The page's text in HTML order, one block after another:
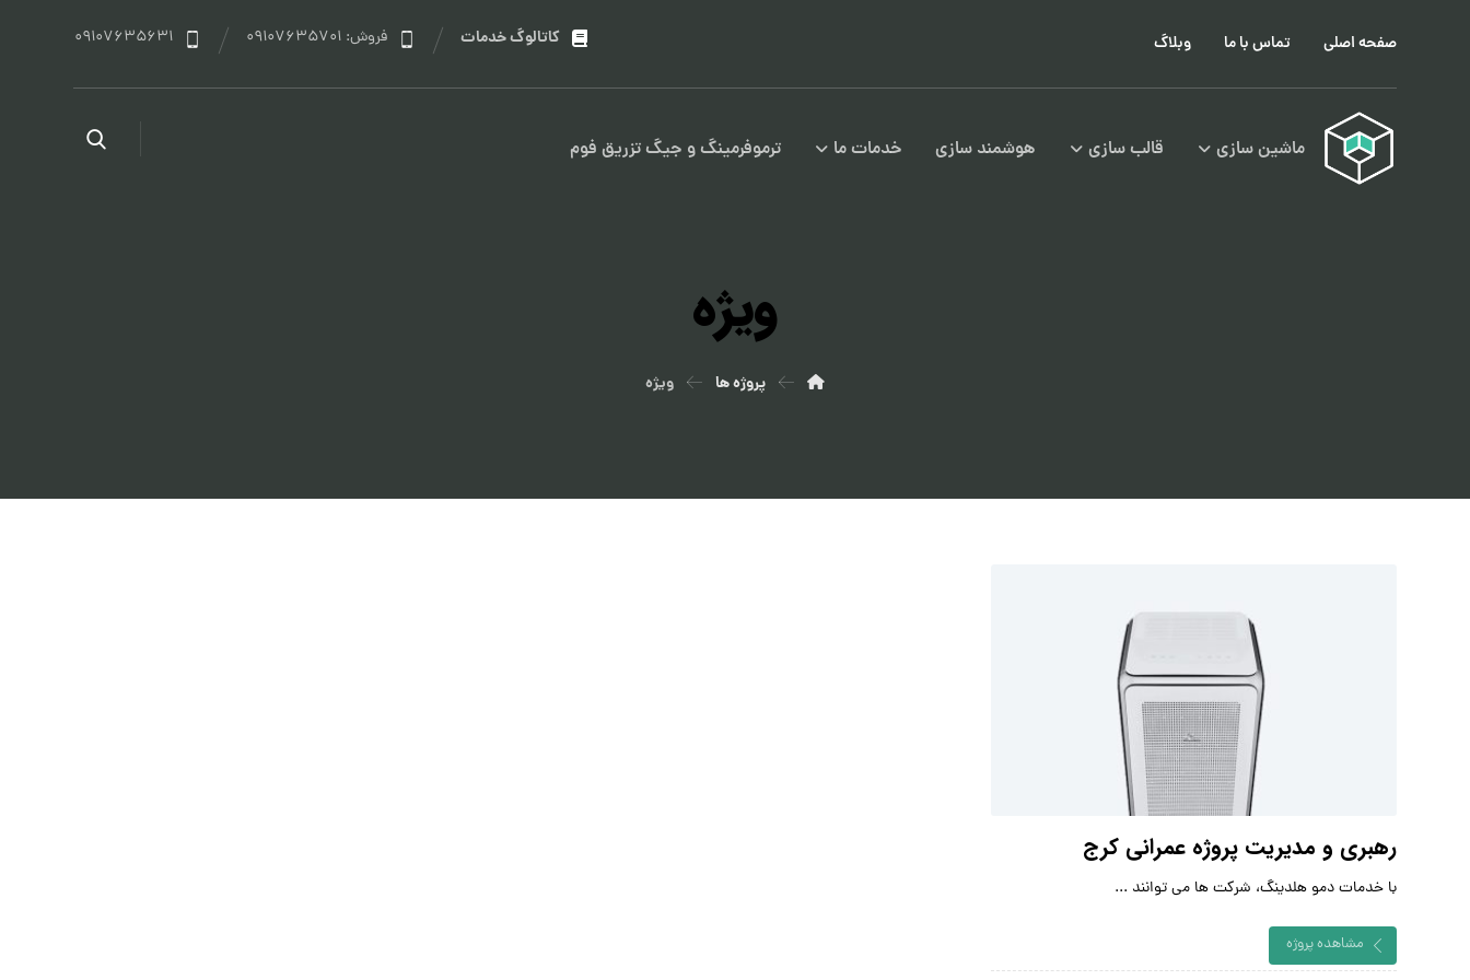
صفحه اصلی تماس با ما وبلاگ 09107635631 فروش: 09107635701 کاتالوگ خدمات
ماشین سازی قالب سازی هوشمند سازی خدمات ما ترموفرمینگ و جیگ تزریق فوم
ویژه
پروژه ها ویژه
رهبری و مدیریت پروژه عمرانی کرج
با خدمات دمو هلدینگ، شرکت ها می توانند ...
مشاهده پروژه